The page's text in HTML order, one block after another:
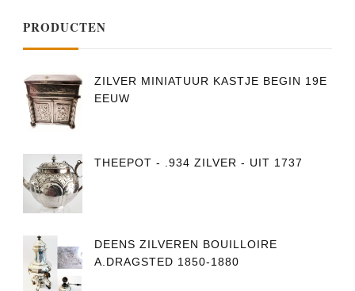
PRODUCTEN
ZILVER MINIATUUR KASTJE BEGIN 19E
EEUW
THEEPOT - .934 ZILVER - UIT 1737
DEENS ZILVEREN BOUILLOIRE
A.DRAGSTED 1850-1880